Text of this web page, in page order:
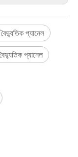
প্যানেল
বৈদ্যুতিক প্যানেল